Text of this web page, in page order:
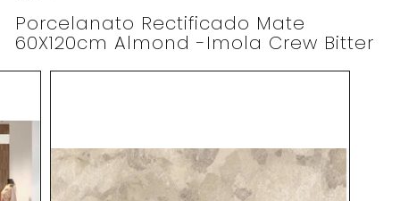
Porcelanato Rectificado Mate
60X120cm Almond -Imola Crew Bitter